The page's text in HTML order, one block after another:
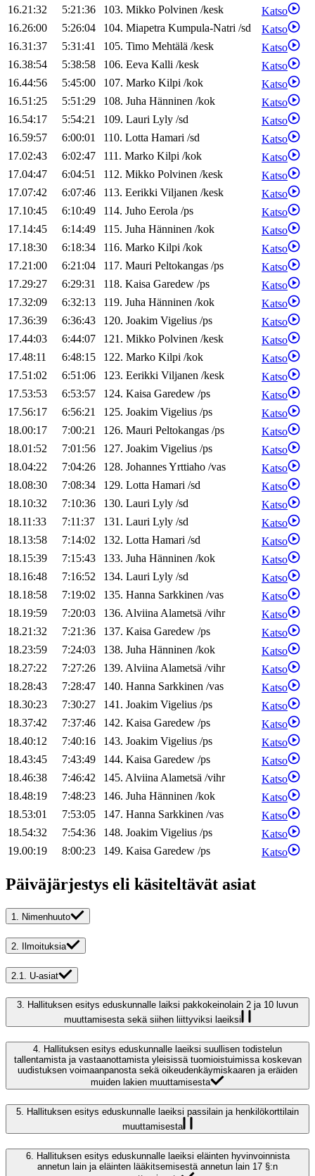
16.21:32
5:21:36 103. Mikko Polvinen /kesk
Katso
16.26:00
5:26:04 104. Miapetra Kumpula-Natri /sd
Katso
16.31:37
5:31:41 105. Timo Mehtälä /kesk
Katso
16.38:54
5:38:58 106. Eeva Kalli /kesk
Katso
16.44:56
5:45:00 107. Marko Kilpi /kok
Katso
16.51:25
5:51:29 108. Juha Hänninen /kok
Katso
16.54:17
5:54:21 109. Lauri Lyly /sd
Katso
16.59:57
6:00:01 110. Lotta Hamari /sd
Katso
17.02:43
6:02:47 111. Marko Kilpi /kok
Katso
17.04:47
6:04:51 112. Mikko Polvinen /kesk
Katso
17.07:42
6:07:46 113. Eerikki Viljanen /kesk
Katso
17.10:45
6:10:49 114. Juho Eerola /ps
Katso
17.14:45
6:14:49 115. Juha Hänninen /kok
Katso
17.18:30
6:18:34 116. Marko Kilpi /kok
Katso
17.21:00
6:21:04 117. Mauri Peltokangas /ps
Katso
17.29:27
6:29:31 118. Kaisa Garedew /ps
Katso
17.32:09
6:32:13 119. Juha Hänninen /kok
Katso
17.36:39
6:36:43 120. Joakim Vigelius /ps
Katso
17.44:03
6:44:07 121. Mikko Polvinen /kesk
Katso
17.48:11
6:48:15 122. Marko Kilpi /kok
Katso
17.51:02
6:51:06 123. Eerikki Viljanen /kesk
Katso
17.53:53
6:53:57 124. Kaisa Garedew /ps
Katso
17.56:17
6:56:21 125. Joakim Vigelius /ps
Katso
18.00:17
7:00:21 126. Mauri Peltokangas /ps
Katso
18.01:52
7:01:56 127. Joakim Vigelius /ps
Katso
18.04:22
7:04:26 128. JohannesYrttiaho /vas
Katso
18.08:30
7:08:34 129. Lotta Hamari /sd
Katso
18.10:32
7:10:36 130. Lauri Lyly /sd
Katso
18.11:33
7:11:37 131. Lauri Lyly /sd
Katso
18.13:58
7:14:02 132. Lotta Hamari /sd
Katso
18.15:39
7:15:43 133. Juha Hänninen /kok
Katso
18.16:48
7:16:52 134. Lauri Lyly /sd
Katso
18.18:58
7:19:02 135. Hanna Sarkkinen /vas
Katso
18.19:59
7:20:03 136. AlviinaAlametsä /vihr
Katso
18.21:32
7:21:36 137. Kaisa Garedew /ps
Katso
18.23:59
7:24:03 138. Juha Hänninen /kok
Katso
18.27:22
7:27:26 139. AlviinaAlametsä /vihr
Katso
18.28:43
7:28:47 140. Hanna Sarkkinen /vas
Katso
18.30:23
7:30:27 141. Joakim Vigelius /ps
Katso
18.37:42
7:37:46 142. Kaisa Garedew /ps
Katso
18.40:12
7:40:16 143. Joakim Vigelius /ps
Katso
18.43:45
7:43:49 144. Kaisa Garedew /ps
Katso
18.46:38
7:46:42 145. AlviinaAlametsä /vihr
Katso
18.48:19
7:48:23 146. Juha Hänninen /kok
Katso
18.53:01
7:53:05 147. Hanna Sarkkinen /vas
Katso
18.54:32
7:54:36 148. Joakim Vigelius /ps
Katso
19.00:19
8:00:23 149. Kaisa Garedew /ps Katso
Päiväjärjestys eli käsiteltävät asiat
1. Nimenhuuto
2. Ilmoituksia
2.1. U-asiat
3. Hallituksen esitys eduskunnalle laiksi pakkokeinolain 2 ja 10 luvun
muuttamisesta sekä siihen liittyviksi laeiksi
4. Hallituksen esitys eduskunnalle laeiksi suullisen todistelun
tallentamista ja vastaanottamista yleisissä tuomioistuimissa koskevan
uudistuksen voimaanpanosta sekä oikeudenkäymiskaaren ja eräiden
muiden lakien muuttamisesta
5.
Hallituksen esitys eduskunnalle laeiksi passilain ja henkilökorttilain
muuttamisesta
6. Hallituksen esitys eduskunnalle laeiksi eläinten hyvinvoinnista
annetun lain ja eläinten lääkitsemisestä annetun lain 17 §:n